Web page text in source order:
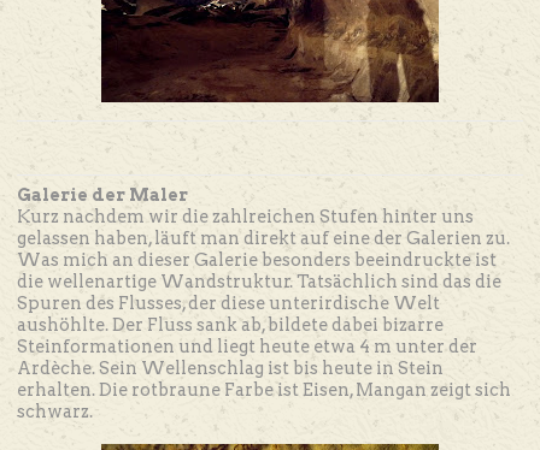
Galerie der Maler
Kurz nachdem wir die zahlreichen Stufen hinter uns
gelassen haben, läuft man direkt auf eine der Galerien zu.
Was mich an dieser Galerie besonders beeindruckte ist
die wellenartige Wandstruktur. Tatsächlich sind das die
Spuren des Flusses, der diese unterirdische Welt
aushöhlte. Der Fluss sank ab, bildete dabei bizarre
Steinformationen und liegt heute etwa 4 m unter der
Ardèche. Sein Wellenschlag ist bis heute in Stein
erhalten. Die rotbraune Farbe ist Eisen, Mangan zeigt sich
schwarz.